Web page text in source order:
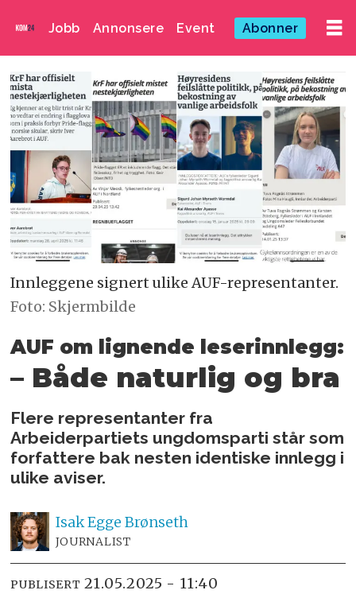
Jobb Annonsere Event Abonner
Innleggene signert ulike AUF-representanter.
Foto: Skjermbilde
AUF om lignende leserinnlegg:
– Både naturlig og bra
Flere representanter fra
Arbeiderpartiets ungdomsparti står som
forfattere bak nesten identiske innlegg i
ulike aviser.
IsakEgge Brønseth
JOURNALIST
PUBLISERT 21.05.2025 - 11:40